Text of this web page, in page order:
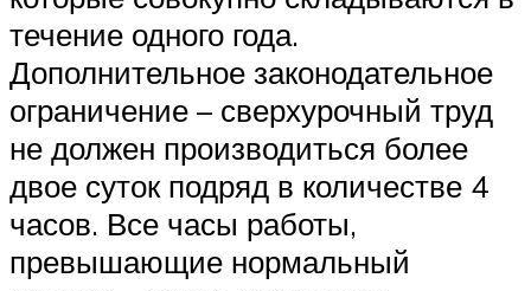
течение одного года.
Дополнительное законодательное
ограничение – сверхурочный труд
не должен производиться более
двое суток подряд в количестве 4
часов. Все часы работы,
превышающие нормальный